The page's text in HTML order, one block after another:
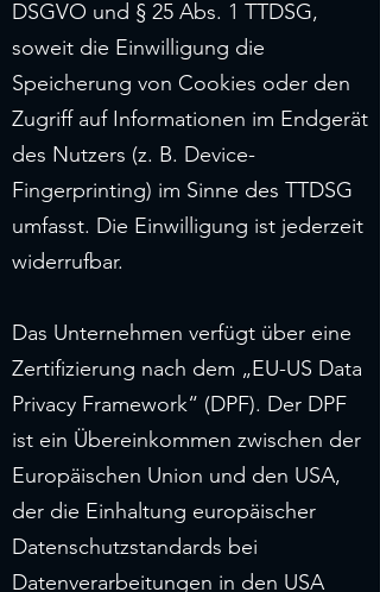
DSGVO und § 25 Abs. 1 TTDSG,
soweit die Einwilligung die
Speicherung von Cookies oder den
Zugriff auf Informationen im Endgerät
des Nutzers (z. B. Device-
Fingerprinting) im Sinne des TTDSG
umfasst. Die Einwilligung ist jederzeit
widerrufbar.
Das Unternehmen verfügt über eine
Zertifizierung nach dem „EU-US Data
Privacy Framework“ (DPF). Der DPF
ist ein Übereinkommen zwischen der
Europäischen Union und den USA,
der die Einhaltung europäischer
Datenschutzstandards bei
Datenverarbeitungen in den USA